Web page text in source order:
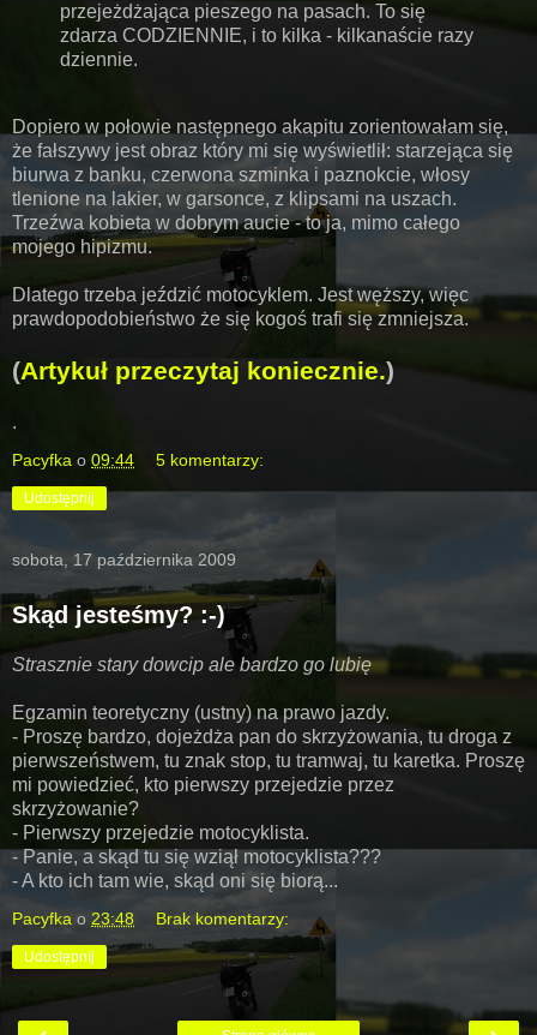
przejeżdżająca pieszego na pasach. To się
zdarza CODZIENNIE, i to kilka - kilkanaście razy
dziennie.
Dopiero w połowie następnego akapitu zorientowałam się,
że fałszywy jest obraz który mi się wyświetlił: starzejąca się
biurwa z banku, czerwona szminka i paznokcie, włosy
tlenione na lakier, w garsonce, z klipsami na uszach.
Trzeźwa kobieta w dobrym aucie - to ja, mimo całego
mojego hipizmu.
Dlatego trzeba jeździć motocyklem. Jest węższy, więc
prawdopodobieństwo że się kogoś trafi się zmniejsza.
(Artykuł przeczytaj koniecznie.)
.
Pacyfka o 09:44 5 komentarzy:
Udostępnij
sobota, 17 października 2009
Skąd jesteśmy? :-)
Strasznie stary dowcip ale bardzo go lubię
Egzamin teoretyczny (ustny) na prawo jazdy.
- Proszę bardzo, dojeżdża pan do skrzyżowania, tu droga z
pierwszeństwem, tu znak stop, tu tramwaj, tu karetka. Proszę
mi powiedzieć, kto pierwszy przejedzie przez
skrzyżowanie?
- Pierwszy przejedzie motocyklista.
- Panie, a skąd tu się wziął motocyklista???
- A kto ich tam wie, skąd oni się biorą...
Pacyfka o 23:48 Brak komentarzy:
Udostępnij